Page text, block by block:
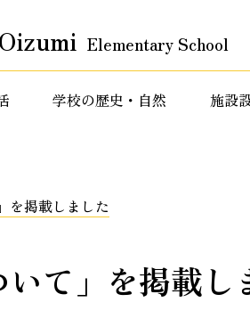
Elementary School
学校の歴史・自然 施設
を掲載しました
て」を掲載し